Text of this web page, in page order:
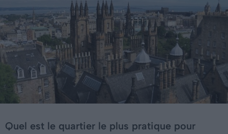
Quel est le quartier le plus pratique pour